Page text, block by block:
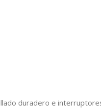
duradero e